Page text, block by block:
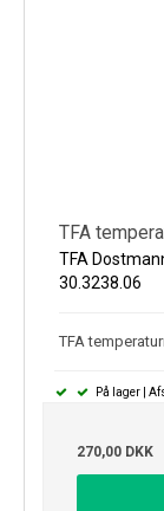
TFA
TFA
30.3238.06
TFA
På lager |
270,00 DKK